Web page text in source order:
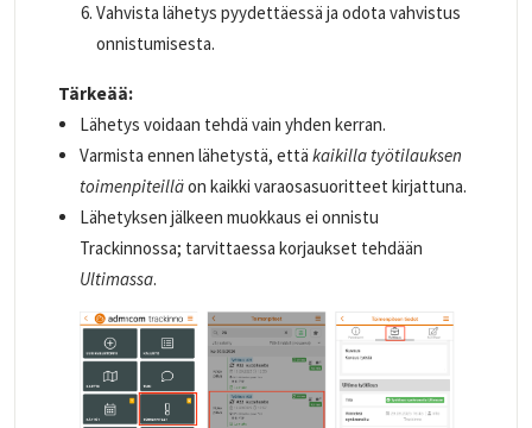
Vahvista lähetys pyydettäessä ja odota vahvistus
onnistumisesta.
Tärkeää:
Lähetys voidaan tehdä vain yhden kerran.
Varmista ennen lähetystä, että kaikilla työtilauksen
toimenpiteilläon kaikki varaosasuoritteet kirjattuna.
Lähetyksen jälkeen muokkaus ei onnistu
Trackinnossa; tarvittaessa korjaukset tehdään
Ultimassa.